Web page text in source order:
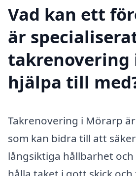
Vad kan ett
är
takrenovering
hjälpa till
Takrenovering i Mörarp
som kan bidra till att
långsiktiga hållbarhet